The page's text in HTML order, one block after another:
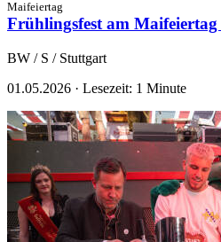
Maifeiertag
Frühlingsfest am Maifeiertag
BW / S / Stuttgart
01.05.2026 · Lesezeit: 1 Minute